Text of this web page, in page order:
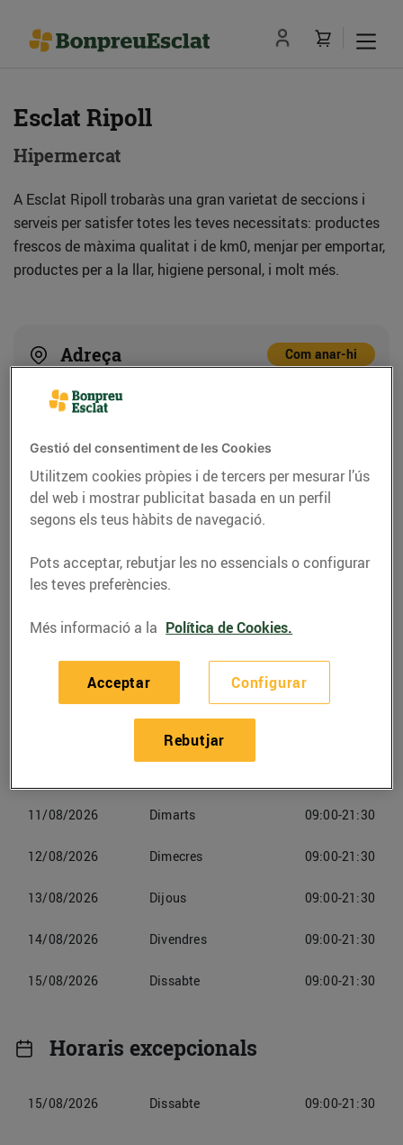
Esclat Ripoll
Hipermercat
A Esclat Ripoll trobaràs una gran varietat de seccions i
serveis per satisfer totes les teves necessitats: productes
frescos de màxima qualitat i de km0, menjar per emportar,
productes per a la llar, higiene personal, i molt més.
Adreça Com anar-hi
Telèfon
972132836
Horaris Esclat Ripoll
08/08/2026 09:00-21:30
Diumenge
11/08/2026 Dimarts 09:00-21:30
12/08/2026 Dimecres 09:00-21:30
13/08/2026 Dijous 09:00-21:30
14/08/2026 Divendres 09:00-21:30
15/08/2026 Dissabte 09:00-21:30
Horaris excepcionals
15/08/2026 Dissabte 09:00-21:30
Gestió del consentiment de les Cookies
Utilitzem cookies pròpies i de tercers per mesurar l’ús
del web i mostrar publicitat basada en un perfil
segons els teus hàbits de navegació.
Pots acceptar, rebutjar les no essencials o configurar
les teves preferències.
Més informació a la Política de Cookies.
Configurar
Rebutjar
Acceptar